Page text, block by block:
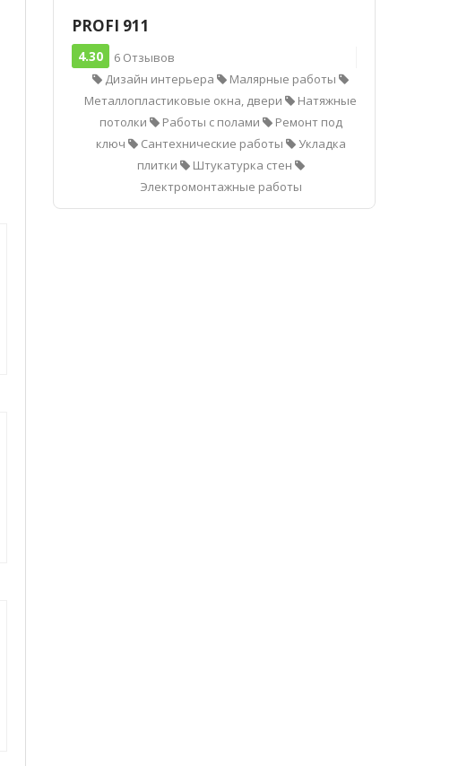
PROFI 911
4.30
6 Отзывов
Дизайн интерьера
Малярные работы
Металлопластиковые окна, двери
Натяжные
потолки
Работы с полами
Ремонт под
ключ
Сантехнические работы
Укладка
плитки
Штукатурка стен
Электромонтажные работы